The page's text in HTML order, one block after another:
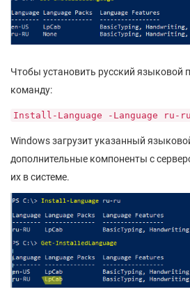
Чтобы установить русский языковой
команду:
Install-Language -Language ru-ru
Windows загрузит указанный
дополнительные компоненты с
их в системе.